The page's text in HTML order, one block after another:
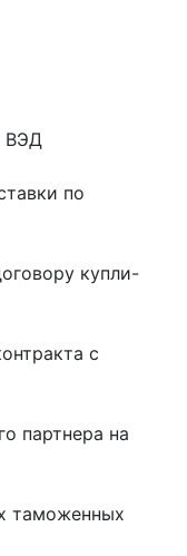
ВЭД
по
купли-
с
партнера на
таможенных